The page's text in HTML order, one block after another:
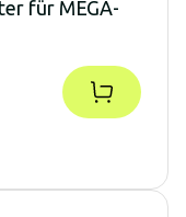
für MEGA-